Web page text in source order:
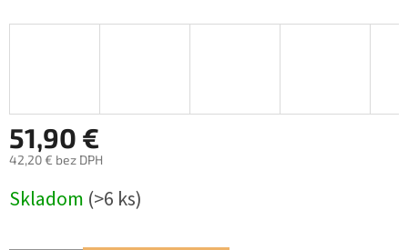
51,90 €
42,20 € bez DPH
cena:
Skladom (>6 ks)